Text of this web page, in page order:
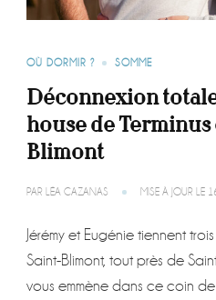
OÙ DORMIR ? SOMME
Déconnexion
house de Terminus
Blimont
PAR LÉA CAZANAS MISE À JOUR LE
Jérémy et Eugénie tiennent
Saint-Blimont, tout près de
vous emmène dans ce coin